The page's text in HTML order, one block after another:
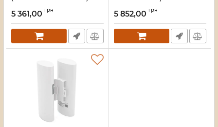
Артикул:16_109945
5 361,00 грн
Артикул:16_109943
5 852,00 грн